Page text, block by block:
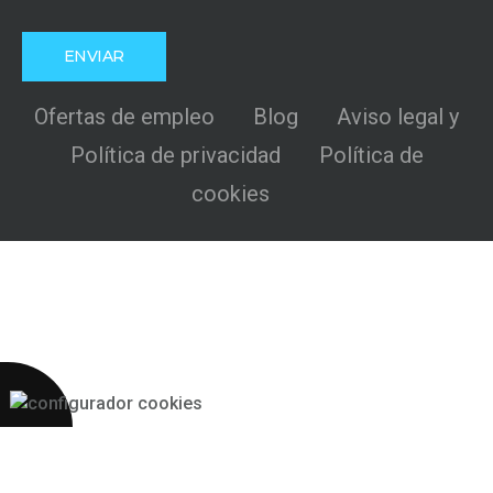
Ofertas de empleo Blog
Aviso legal y
Política de privacidad
Política de
cookies